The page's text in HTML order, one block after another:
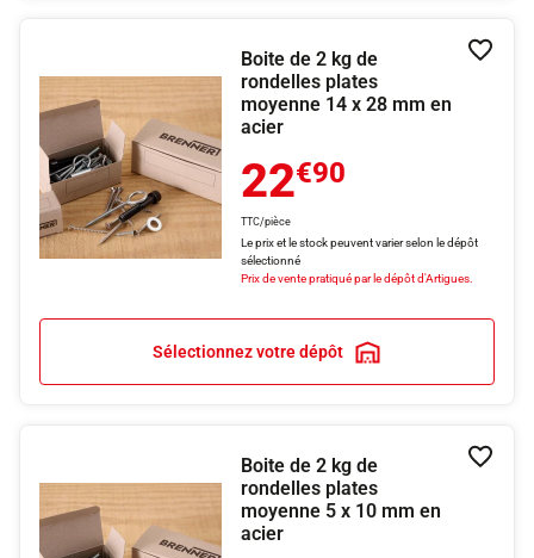
Boite de 2 kg de
rondelles plates
moyenne 14 x 28 mm en
acier
22€90
TTC/pièce
Le prix et le stock peuvent varier selon le dépôt
sélectionné
Prix de vente pratiqué par le dépôt d'Artigues.
Sélectionnez votre dépôt
Boite de 2 kg de
rondelles plates
moyenne 5 x 10 mm en
acier